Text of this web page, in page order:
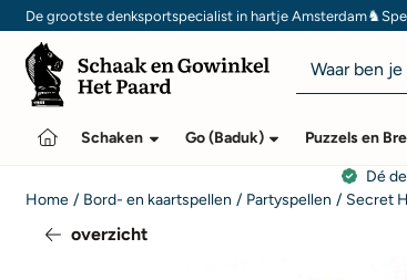
Cookievoorkeuren zijn momenteel gesloten.
De grootste denksportspecialist in hartje Amsterdam♞
Zoeken
Schaken Go (Baduk) Puzzels en
Dé
Home / Bord- en kaartspellen / Partyspellen / Secret
overzicht